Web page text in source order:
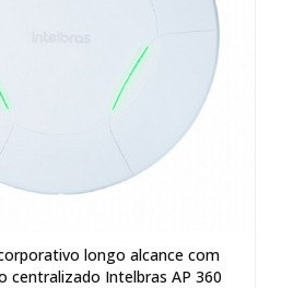
longo alcance com
centralizado Intelbras AP 360